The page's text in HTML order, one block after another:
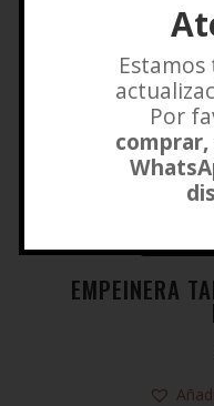
EMPEINERA
Por